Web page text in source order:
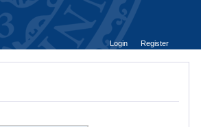
Login
Register